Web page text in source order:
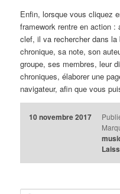
Enfin, lorsque vous cliquez
framework rentre en action :
clef, il va rechercher dans
chronique, sa note, son
groupe, ses membres, leur
chroniques, élaborer une
navigateur, afin que vous
10 novembre 2017